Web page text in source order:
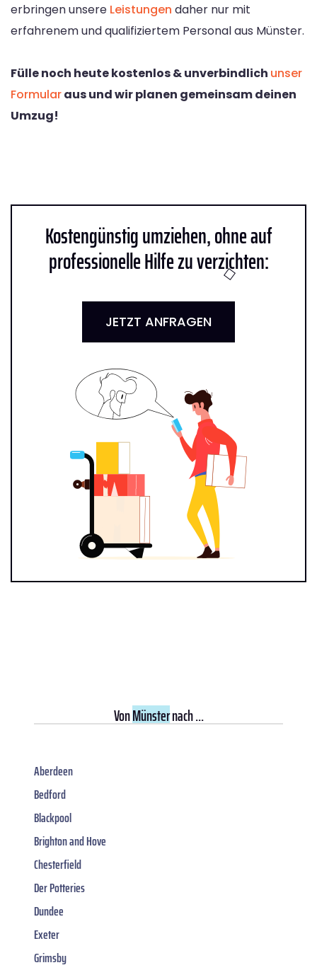
erbringen unsere Leistungen daher nur mit
erfahrenem und qualifiziertem Personal aus Münster.
Fülle noch heute kostenlos & unverbindlich unser
Formularaus und wir planen gemeinsam deinen
Umzug!
Kostengünstig umziehen, ohne auf
professionelle Hilfe zu verzichten:
JETZT ANFRAGEN
VonMünsternach ...
Aberdeen
Bedford
Blackpool
Brighton and Hove
Chesterfield
Der Potteries
Dundee
Exeter
Grimsby